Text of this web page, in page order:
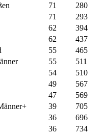
71
280
71
293
62
394
62
437
55
465
55
511
54
510
49
567
47
569
39
705
36
696
36
734